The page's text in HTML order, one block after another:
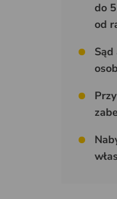
do
od